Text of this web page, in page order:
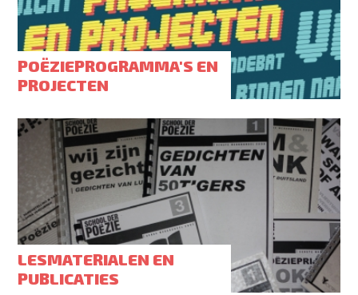
POËZIEPROGRAMMA'S EN
PROJECTEN
LESMATERIALEN EN
PUBLICATIES